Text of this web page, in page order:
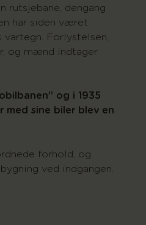
rutsjebane, dengang
har siden været
vartegn. Forlystelsen,
og mænd indtager
og i 1935
med sine biler blev en
forhold, og
ved indgangen.